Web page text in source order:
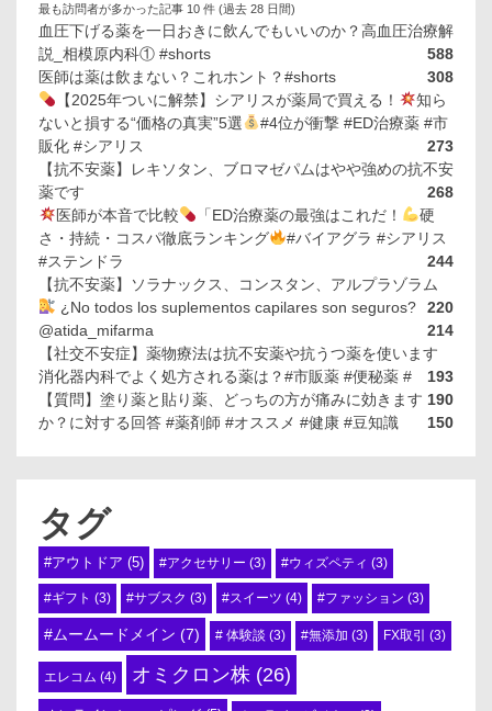
最も訪問者が多かった記事 10 件 (過去 28 日間)
血圧下げる薬を一日おきに飲んでもいいのか？高血圧治療解
説_相模原内科① #shorts
588
医師は薬は飲まない？これホント？#shorts
308
【2025年ついに解禁】シアリスが薬局で買える！
知ら
ないと損する“価格の真実”5選
#4位が衝撃 #ED治療薬 #市
販化 #シアリス
273
【抗不安薬】レキソタン、ブロマゼパムはやや強めの抗不安
薬です
268
医師が本音で比較
「ED治療薬の最強はこれだ！
硬
さ・持続・コスパ徹底ランキング
#バイアグラ #シアリス
#ステンドラ
244
【抗不安薬】ソラナックス、コンスタン、アルプラゾラム
220
¿No todos los suplementos capilares son seguros?
@atida_mifarma
214
【社交不安症】薬物療法は抗不安薬や抗うつ薬を使います
193
消化器内科でよく処方される薬は？#市販薬 #便秘薬 #
190
【質問】塗り薬と貼り薬、どっちの方が痛みに効きます
か？に対する回答 #薬剤師 #オススメ #健康 #豆知識
150
タグ
#アウトドア (5) #アクセサリー (3) #ウィズペティ (3)
#ギフト (3) #サブスク (3) #スイーツ (4) #ファッション (3)
#ムームードメイン (7) # 体験談 (3) #無添加 (3) FX取引 (3)
エレコム (4) オミクロン株 (26)